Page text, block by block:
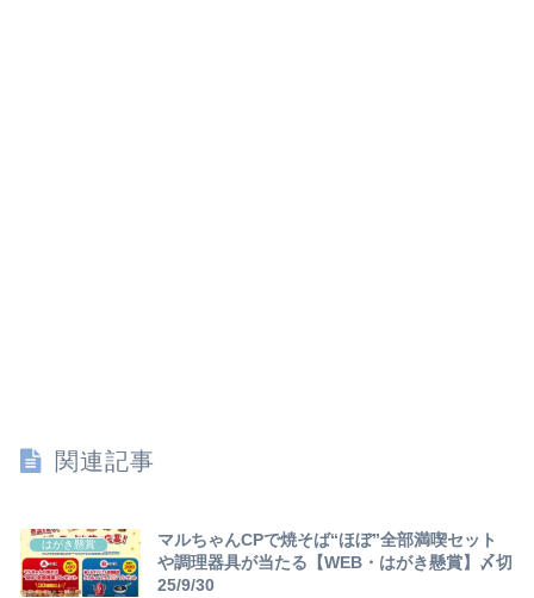
関連記事
はがき懸賞
マルちゃんCPで焼そば“ほぼ”全部満喫セット
や調理器具が当たる【WEB・はがき懸賞】〆切
25/9/30